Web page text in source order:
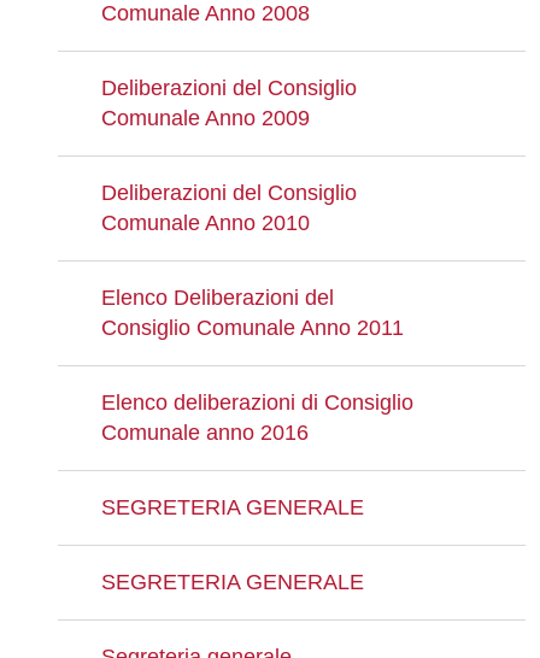
Comunale Anno 2008
Deliberazioni del Consiglio
Comunale Anno 2009
Deliberazioni del Consiglio
Comunale Anno 2010
Elenco Deliberazioni del
Consiglio Comunale Anno 2011
Elenco deliberazioni di Consiglio
Comunale anno 2016
SEGRETERIA GENERALE
SEGRETERIA GENERALE